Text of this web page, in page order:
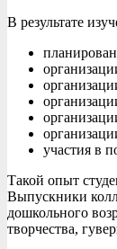
В результате
участия в
Такой опыт
Выпускники
дошкольного
творчества,